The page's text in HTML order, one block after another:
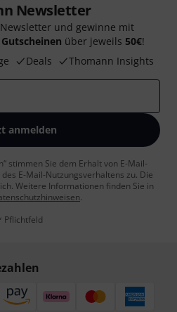
Newsletter
und gewinne mit
Gutscheinen über jeweils 50€!
Deals Thomann Insights
anmelden
stimmen Sie dem Erhalt von E-Mail-
E-Mail-Nutzungsverhaltens zu. Die
Weitere Informationen finden Sie in
.
Pflichtfeld